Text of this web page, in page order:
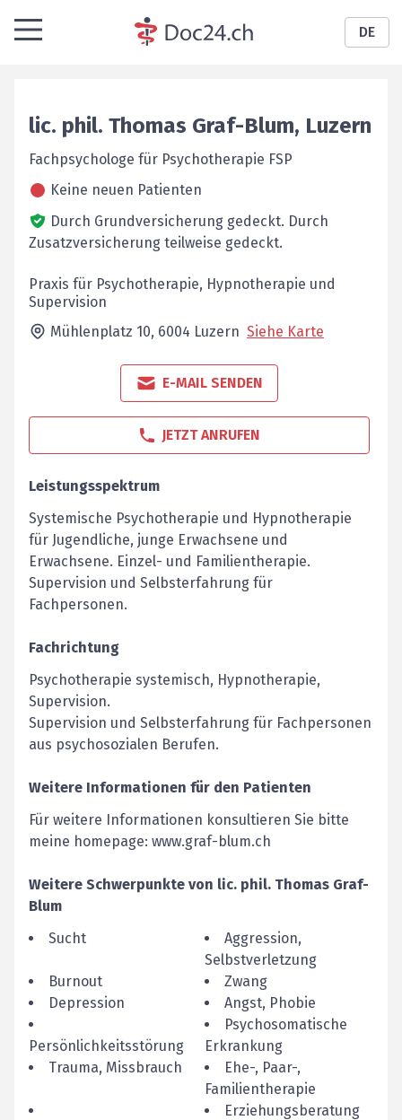
DE
lic. phil. Thomas Graf-Blum, Luzern
Fachpsychologe für Psychotherapie FSP
Keine neuen Patienten
Durch Grundversicherung gedeckt. Durch
Zusatzversicherung teilweise gedeckt.
Praxis für Psychotherapie, Hypnotherapie und
Supervision
Mühlenplatz 10, 6004 Luzern Siehe Karte
E-MAIL SENDEN
JETZT ANRUFEN
Leistungsspektrum
Systemische Psychotherapie und Hypnotherapie
für Jugendliche, junge Erwachsene und
Erwachsene. Einzel- und Familientherapie.
Supervision und Selbsterfahrung für
Fachpersonen.
Fachrichtung
Psychotherapie systemisch, Hypnotherapie,
Supervision.
Supervision und Selbsterfahrung für Fachpersonen
aus psychosozialen Berufen.
Weitere Informationen für den Patienten
Für weitere Informationen konsultieren Sie bitte
meine homepage: www.graf-blum.ch
Weitere Schwerpunkte von lic. phil. Thomas Graf-
Blum
Sucht
Aggression,
Selbstverletzung
Burnout
Zwang
Depression
Angst, Phobie
Persönlichkeitsstörung
Psychosomatische
Erkrankung
Trauma, Missbrauch
Ehe-, Paar-,
Familientherapie
Erziehungsberatung